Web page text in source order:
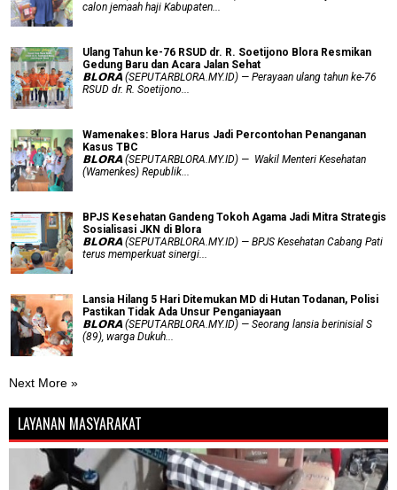
calon jemaah haji Kabupaten...
Ulang Tahun ke-76 RSUD dr. R. Soetijono Blora Resmikan
Gedung Baru dan Acara Jalan Sehat
𝗕𝗟𝗢𝗥𝗔 (SEPUTARBLORA.MY.ID) — Perayaan ulang tahun ke-76
RSUD dr. R. Soetijono...
Wamenakes: Blora Harus Jadi Percontohan Penanganan
Kasus TBC
𝗕𝗟𝗢𝗥𝗔 (SEPUTARBLORA.MY.ID) — Wakil Menteri Kesehatan
(Wamenkes) Republik...
BPJS Kesehatan Gandeng Tokoh Agama Jadi Mitra Strategis
Sosialisasi JKN di Blora
𝗕𝗟𝗢𝗥𝗔 (SEPUTARBLORA.MY.ID) — BPJS Kesehatan Cabang Pati
terus memperkuat sinergi...
Lansia Hilang 5 Hari Ditemukan MD di Hutan Todanan, Polisi
Pastikan Tidak Ada Unsur Penganiayaan
𝗕𝗟𝗢𝗥𝗔 (SEPUTARBLORA.MY.ID) — Seorang lansia berinisial S
(89), warga Dukuh...
Next More »
LAYANAN MASYARAKAT